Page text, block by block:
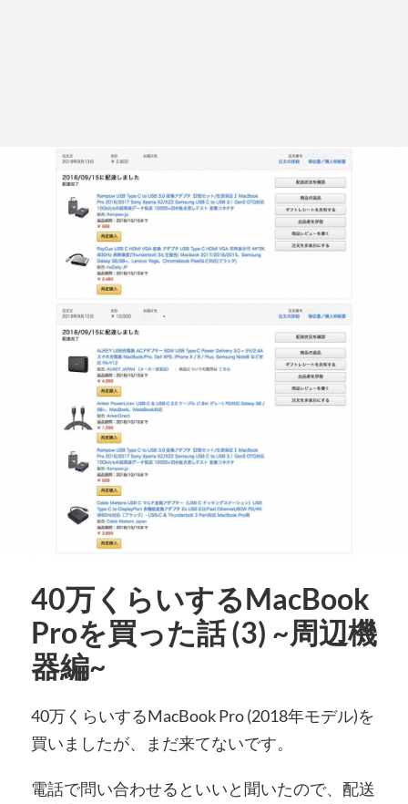
40万くらいするMacBook
Proを買った話 (3) ~周辺機
器編~
40万くらいするMacBook Pro (2018年モデル)を
買いましたが、まだ来てないです。
電話で問い合わせるといいと聞いたので、配送